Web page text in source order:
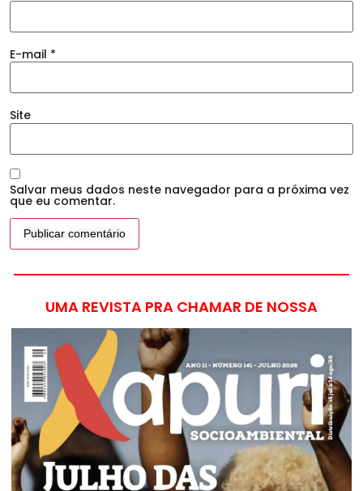
E-mail *
Site
Salvar meus dados neste navegador para a próxima vez
que eu comentar.
UMA REVISTA PRA CHAMAR DE NOSSA